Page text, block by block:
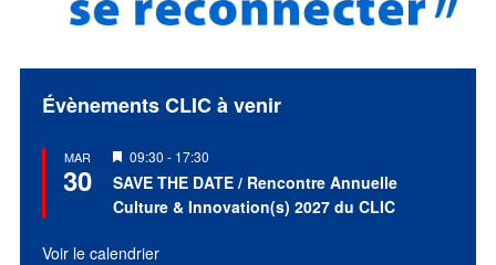
Évènements CLIC à venir
MAR
30
Mis
en
avant
09:30 - 17:30
SAVE THE DATE / Rencontre Annuelle
Culture & Innovation(s) 2027 du CLIC
Voir le calendrier